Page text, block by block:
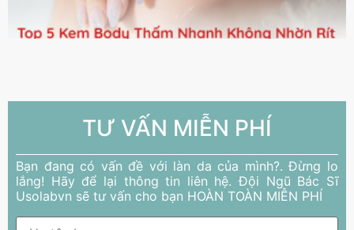
TƯ VẤN MIỄN PHÍ
Bạn đang có vấn đề với làn da của mình?. Đừng lo
lắng! Hãy để lại thông tin liên hệ. Đội Ngũ Bác Sĩ
Usolabvn sẽ tư vấn cho bạn HOÀN TOÀN MIỄN PHÍ